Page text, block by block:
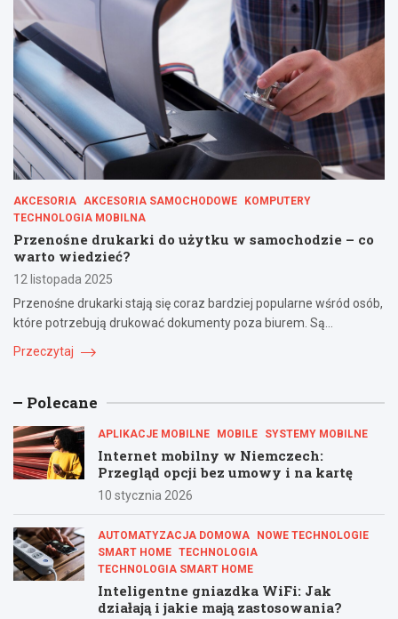
AKCESORIA AKCESORIA SAMOCHODOWE
KOMPUTERY
TECHNOLOGIA MOBILNA
Przenośne drukarki do użytku w samochodzie – co
warto wiedzieć?
12 listopada 2025
Przenośne drukarki stają się coraz bardziej popularne wśród osób,
które potrzebują drukować dokumenty poza biurem. Są…
Przeczytaj
Polecane
APLIKACJE MOBILNE MOBILE SYSTEMY MOBILNE
Internet mobilny w Niemczech:
Przegląd opcji bez umowy i na kartę
10 stycznia 2026
AUTOMATYZACJA DOMOWA
NOWE TECHNOLOGIE
SMART HOME TECHNOLOGIA
TECHNOLOGIA SMART HOME
Inteligentne gniazdka WiFi: Jak
działają i jakie mają zastosowania?